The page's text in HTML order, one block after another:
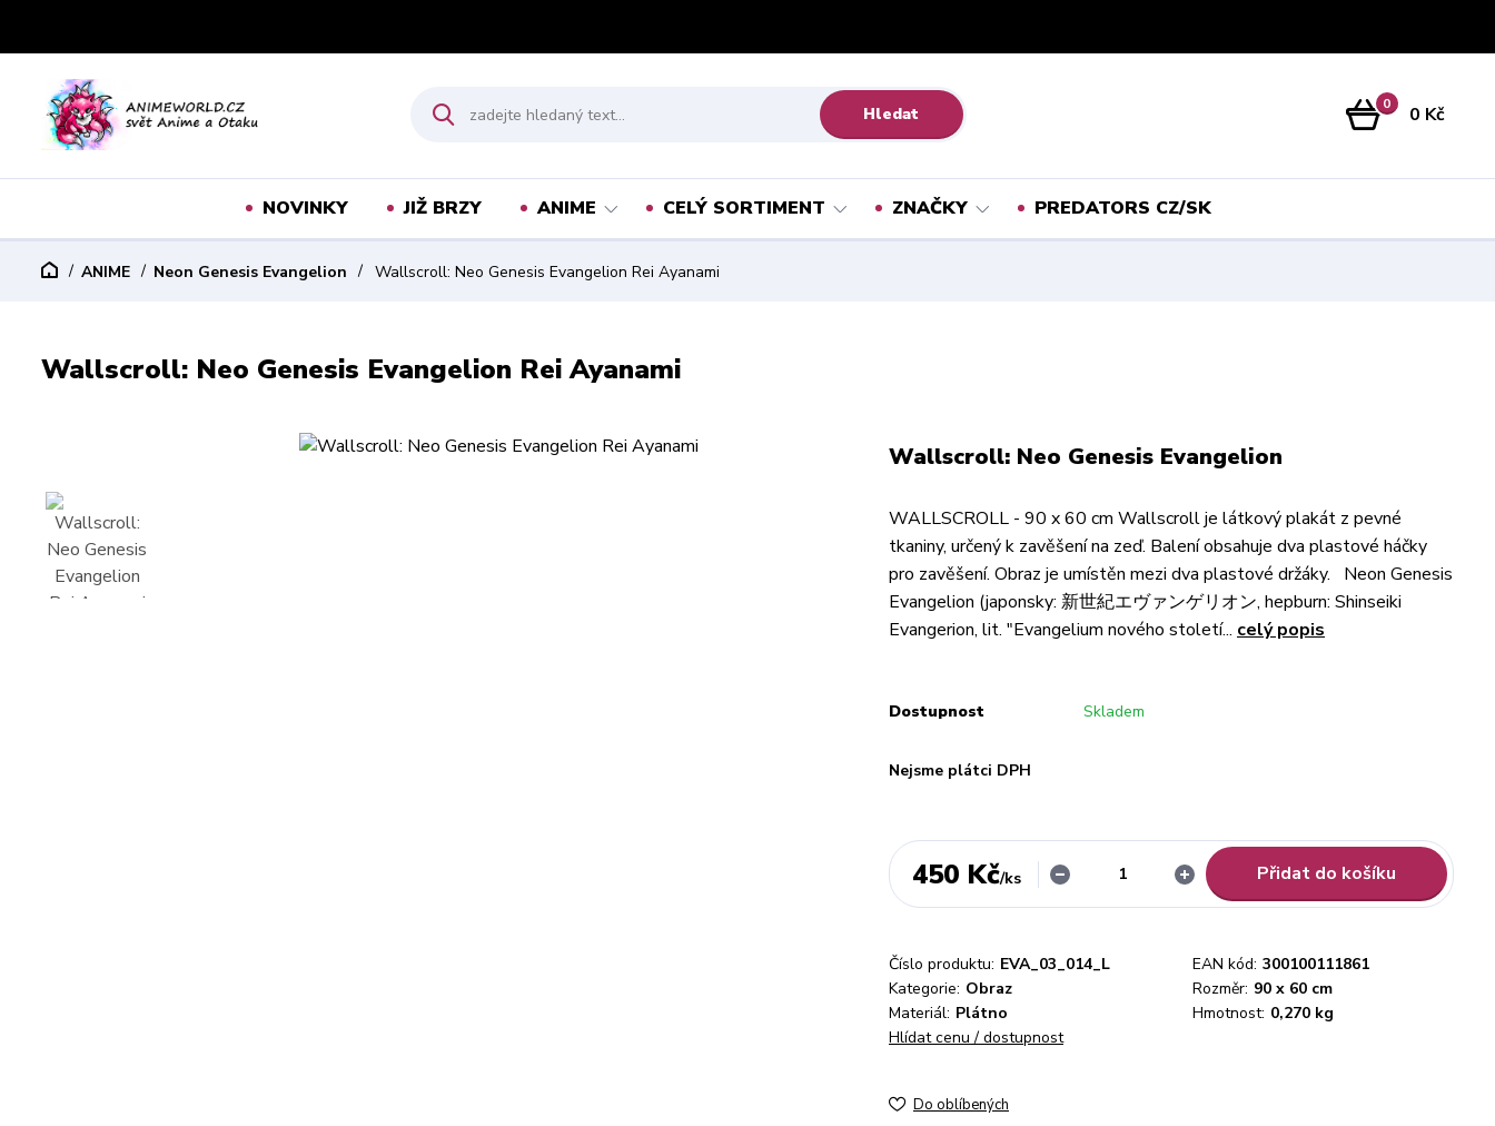
Hledat 0 0 Kč
NOVINKY JIŽ BRZY ANIME CELÝ SORTIMENT ZNAČKY PREDATORS CZ/SK
ANIME Neon Genesis Evangelion Wallscroll: Neo Genesis Evangelion Rei Ayanami
Wallscroll: Neo Genesis Evangelion Rei Ayanami
Wallscroll: Neo Genesis Evangelion
WALLSCROLL - 90 x 60 cm Wallscroll je látkový plakát z pevné
tkaniny, určený k zavěšení na zeď. Balení obsahuje dva plastové háčky
pro zavěšení. Obraz je umístěn mezi dva plastové držáky. Neon Genesis
Evangelion (japonsky: 新世紀エヴァンゲリオン, hepburn: Shinseiki
Evangerion, lit. "Evangelium nového století... celý popis
Dostupnost Skladem
Nejsme plátci DPH
450 Kč/ks Přidat do košíku
Číslo produktu: EVA_03_014_L EAN kód: 300100111861
Kategorie: Obraz Rozměr: 90 x 60 cm
Materiál: Plátno Hmotnost: 0,270 kg
Hlídat cenu / dostupnost
Do oblíbených